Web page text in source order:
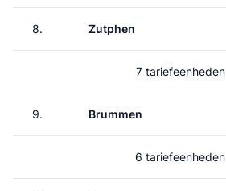
8. Zutphen
7 tariefeenheden
9. Brummen
6 tariefeenheden